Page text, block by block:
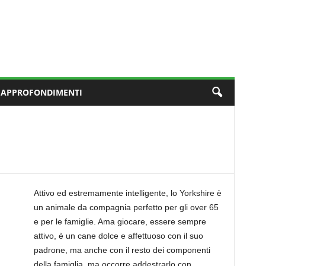
APPROFONDIMENTI
Attivo ed estremamente intelligente, lo Yorkshire è
un animale da compagnia perfetto per gli over 65
e per le famiglie. Ama giocare, essere sempre
attivo, è un cane dolce e affettuoso con il suo
padrone, ma anche con il resto dei componenti